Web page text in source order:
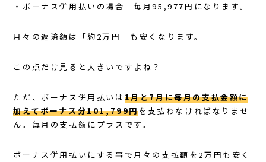
・ボーナス併用払いの場合 毎月95,977円になります。
月々の返済額は「約2万円」も安くなります。
この点だけ見ると大きいですよね？
ただ、ボーナス併用払いは 1月と7月に毎月の支払金額に
加えてボーナス分101,799円を支払わなければなりませ
ん。毎月の支払額にプラスです。
ボーナス併用払いにする事で月々の支払額を2万円も安く